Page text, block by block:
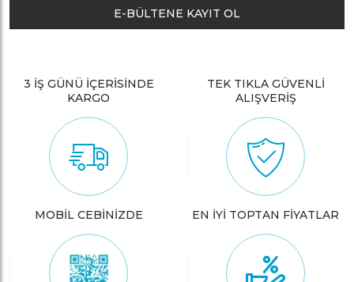
E-BÜLTENE KAYIT OL
3 İŞ GÜNÜ İÇERİSİNDE
KARGO
TEK TIKLA GÜVENLİ
ALIŞVERİŞ
MOBİL CEBİNİZDE EN İYİ TOPTAN FİYATLAR